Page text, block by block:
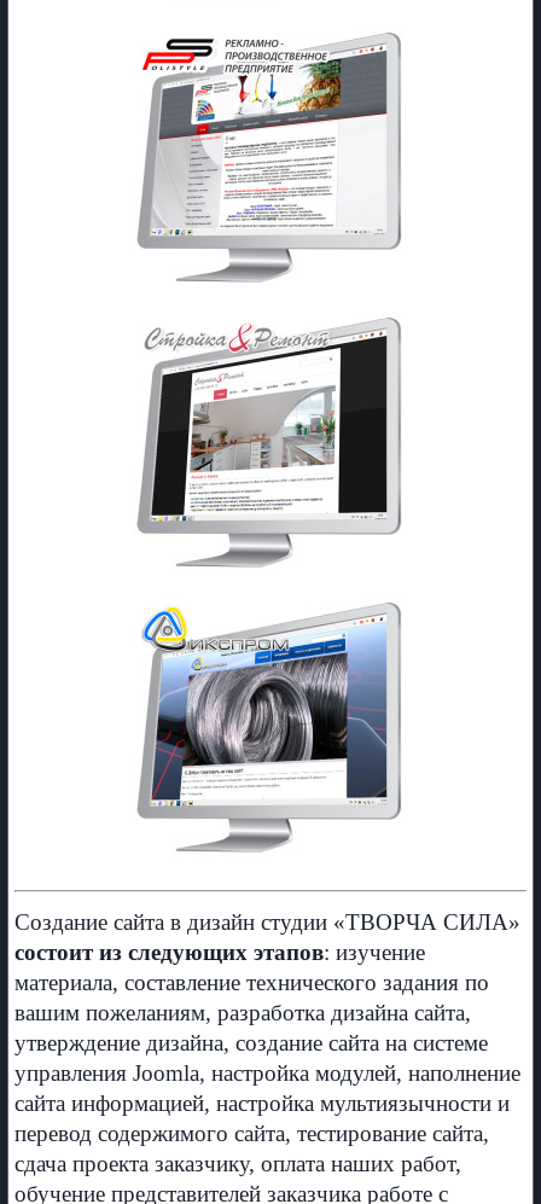
Создание сайта в дизайн студии «ТВОРЧА СИЛА»
состоит из следующих этапов: изучение
материала, составление технического задания по
вашим пожеланиям, разработка дизайна сайта,
утверждение дизайна, создание сайта на системе
управления Joomla, настройка модулей, наполнение
сайта информацией, настройка мультиязычности и
перевод содержимого сайта, тестирование сайта,
сдача проекта заказчику, оплата наших работ,
обучение представителей заказчика работе с